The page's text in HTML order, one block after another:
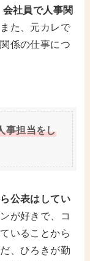
会社員で人事関
また、元カレで
係の仕事につ
事担当をし
公表はしてい
が好きで、コ
いることから
、ひろきが勤